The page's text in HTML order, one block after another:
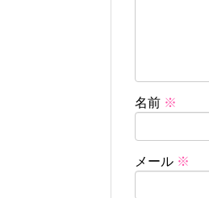
名前 ※
メール ※